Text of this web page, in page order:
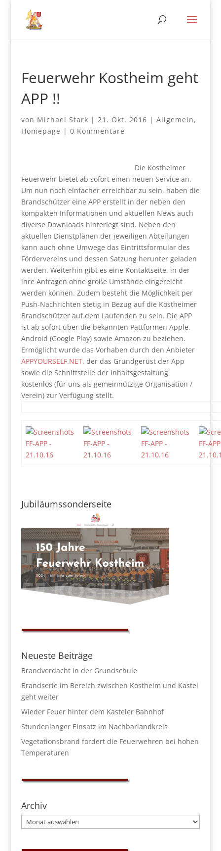
Feuerwehr Kostheim geht
APP !!
von Michael Stark | 21. Okt. 2016 | Allgemein,
Homepage | 0 Kommentare
Die Kostheimer
Feuerwehr bietet ab sofort einen neuen Service an.
Um nun noch einfacher erreichbar zu sein, haben die
Brandschützer eine APP erstellt in der neben den
kompakten Informationen und aktuellen News auch
diverse Downloads hinterlegt sind. Neben den
aktuellen Dienstplänen der jeweiligen Abteilungen
kann auch ohne Umwege das Eintrittsformular des
Fördervereins und dessen Satzung herunter geladen
werden. Weiterhin gibt es eine Kontaktseite, in der
ihre Anfragen ohne große Umstände eingereicht
werden können. Zudem besteht die Möglichkeit per
Push-Nachrichten stetig in Bezug auf die Kostheimer
Brandschützer auf dem Laufenden zu sein. Die APP
ist ab sofort über die bekannten Pattformen Apple,
Android (Google Play) sowie Amazon zu beziehen.
Ermöglicht wurde das Vorhaben durch den Anbieter
APPYOURSELF.NET, der das Grundgerüst der App
sowie die Schnittstelle der Inhaltsgestaltung
kostenlos (für uns als gemeinnützige Organisation /
Verein) zur Verfügung stellt.
Jubiläumssonderseite
Neueste Beiträge
Brandverdacht in der Grundschule
Brandserie im Bereich zwischen Kostheim und Kastel
geht weiter
Wieder Feuer hinter dem Kasteler Bahnhof
Stundenlanger Einsatz im Nachbarlandkreis
Vegetationsbrand fordert die Feuerwehren bei hohen
Temperaturen
Archiv
Archiv